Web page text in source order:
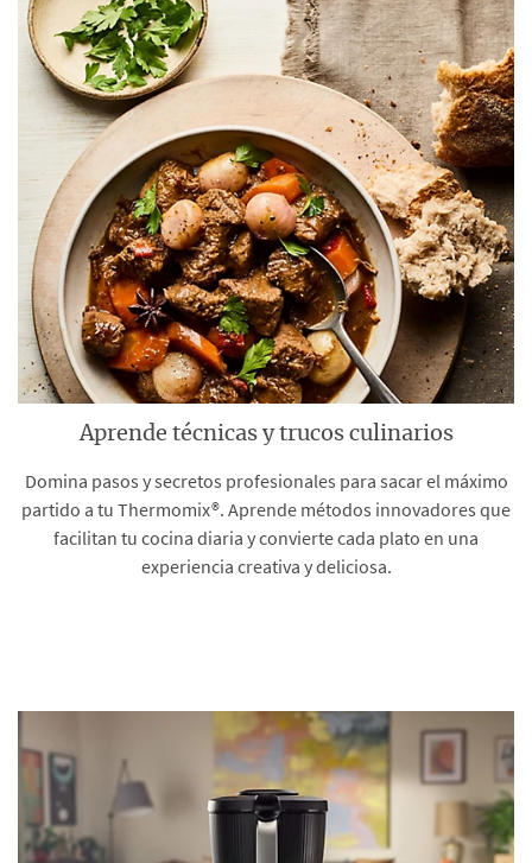
Aprende técnicas y trucos culinarios
Domina pasos y secretos profesionales para sacar el máximo
partido a tu Thermomix®. Aprende métodos innovadores que
facilitan tu cocina diaria y convierte cada plato en una
experiencia creativa y deliciosa.